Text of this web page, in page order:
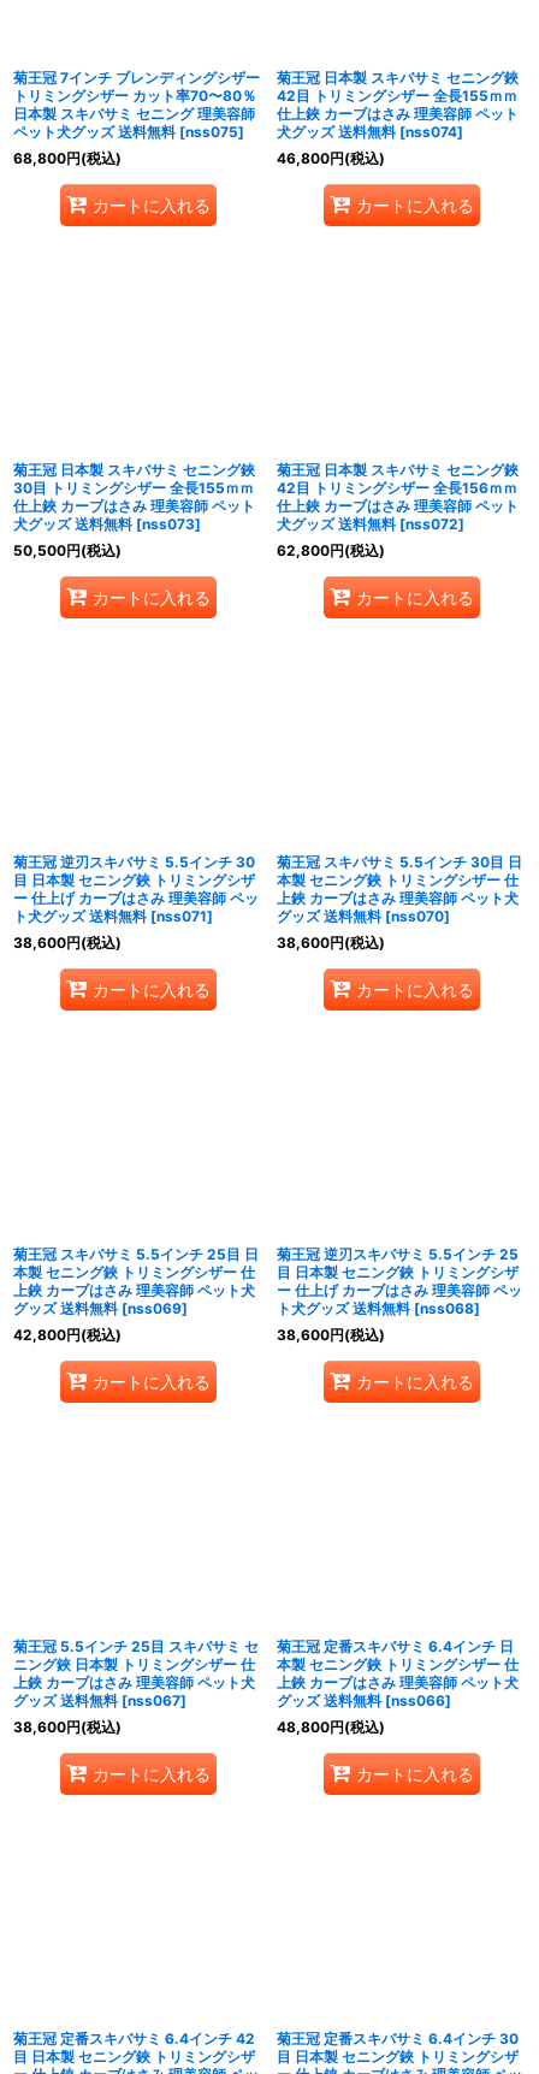
菊王冠 7インチ ブレンディングシザー
トリミングシザー カット率70〜80％
日本製 スキバサミ セニング 理美容師
ペット犬グッズ 送料無料 [nss075]
68,800円(税込)
カートに入れる
菊王冠 日本製 スキバサミ セニング鋏
42目 トリミングシザー 全長155ｍｍ
仕上鋏 カーブはさみ 理美容師 ペット
犬グッズ 送料無料 [nss074]
46,800円(税込)
カートに入れる
菊王冠 日本製 スキバサミ セニング鋏
30目 トリミングシザー 全長155ｍｍ
仕上鋏 カーブはさみ 理美容師 ペット
犬グッズ 送料無料 [nss073]
50,500円(税込)
カートに入れる
菊王冠 日本製 スキバサミ セニング鋏
42目 トリミングシザー 全長156ｍｍ
仕上鋏 カーブはさみ 理美容師 ペット
犬グッズ 送料無料 [nss072]
62,800円(税込)
カートに入れる
菊王冠 逆刃スキバサミ 5.5インチ 30
目 日本製 セニング鋏 トリミングシザ
ー 仕上げ カーブはさみ 理美容師 ペッ
ト犬グッズ 送料無料 [nss071]
38,600円(税込)
カートに入れる
菊王冠 スキバサミ 5.5インチ 30目 日
本製 セニング鋏 トリミングシザー 仕
上鋏 カーブはさみ 理美容師 ペット犬
グッズ 送料無料 [nss070]
38,600円(税込)
カートに入れる
菊王冠 スキバサミ 5.5インチ 25目 日
本製 セニング鋏 トリミングシザー 仕
上鋏 カーブはさみ 理美容師 ペット犬
グッズ 送料無料 [nss069]
42,800円(税込)
カートに入れる
菊王冠 逆刃スキバサミ 5.5インチ 25
目 日本製 セニング鋏 トリミングシザ
ー 仕上げ カーブはさみ 理美容師 ペッ
ト犬グッズ 送料無料 [nss068]
38,600円(税込)
カートに入れる
菊王冠 5.5インチ 25目 スキバサミ セ
ニング鋏 日本製 トリミングシザー 仕
上鋏 カーブはさみ 理美容師 ペット犬
グッズ 送料無料 [nss067]
38,600円(税込)
カートに入れる
菊王冠 定番スキバサミ 6.4インチ 日
本製 セニング鋏 トリミングシザー 仕
上鋏 カーブはさみ 理美容師 ペット犬
グッズ 送料無料 [nss066]
48,800円(税込)
カートに入れる
菊王冠 定番スキバサミ 6.4インチ 42
目 日本製 セニング鋏 トリミングシザ
菊王冠 定番スキバサミ 6.4インチ 30
目 日本製 セニング鋏 トリミングシザ